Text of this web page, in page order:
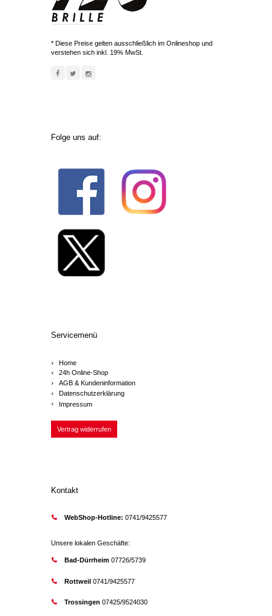
* Diese Preise gelten ausschließlich im Onlineshop und
verstehen sich inkl. 19% MwSt.
Folge uns auf:
Servicemenü
Home
24h Online-Shop
AGB & Kundeninformation
Datenschutzerklärung
Impressum
Vertrag widerrufen
Kontakt
WebShop-Hotline: 0741/9425577
Unsere lokalen Geschäfte:
Bad-Dürrheim07726/5739
Rottweil0741/9425577
Trossingen 07425/9524030